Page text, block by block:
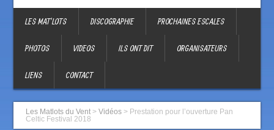
LES MAT’LOTS DISCOGRAPHIE PROCHAINES ESCALES
PHOTOS VIDEOS ILS ONT DIT ORGANISATEURS
LIENS CONTACT
Les Matlots du Vent >Vidéos > Prestation pour l’ouverture Pan
Celtic Festival 2018